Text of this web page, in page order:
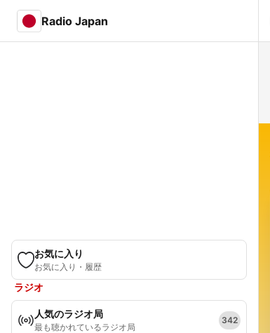
Radio Japan
お気に入り
お気に入り・履歴
ラジオ
人気のラジオ局
最も聴かれているラジオ局
342